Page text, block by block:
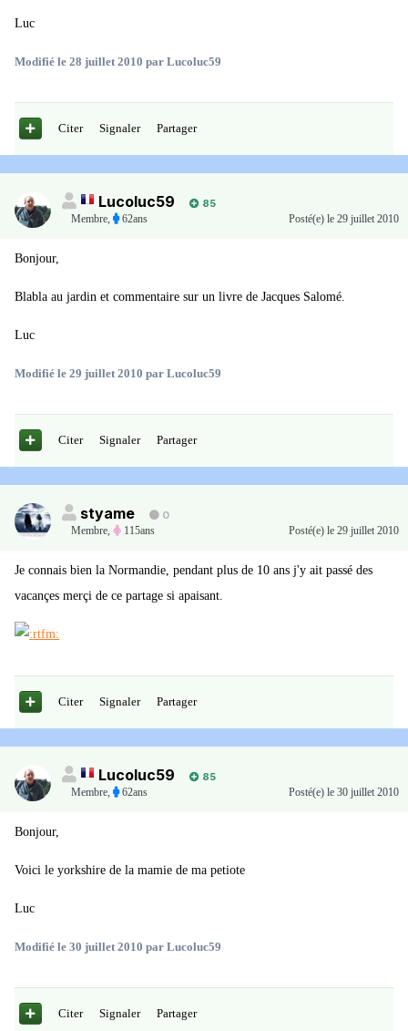
Luc
Modifié le 28 juillet 2010 par Lucoluc59
Citer Signaler Partager
Lucoluc59
85
Membre
62ans Posté(e) le 29 juillet 2010
Bonjour,
Blabla au jardin et commentaire sur un livre de Jacques Salomé.
Luc
Modifié le 29 juillet 2010 par Lucoluc59
Citer Signaler Partager
styame
0
Membre
115ans Posté(e) le 29 juillet 2010
Je connais bien la Normandie, pendant plus de 10 ans j'y ait passé des
vacançes merçi de ce partage si apaisant.
Citer Signaler Partager
Lucoluc59
85
Membre
62ans Posté(e) le 30 juillet 2010
Bonjour,
Voici le yorkshire de la mamie de ma petiote
Luc
Modifié le 30 juillet 2010 par Lucoluc59
Citer Signaler Partager